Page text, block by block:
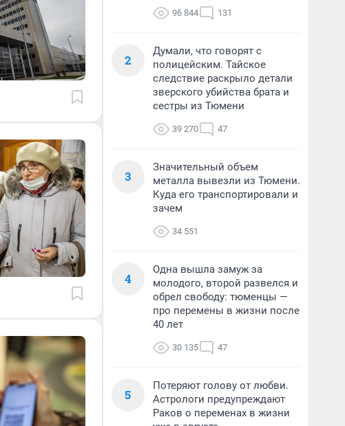
96 844 131
2
Думали, что говорят с
полицейским. Тайское
следствие раскрыло детали
зверского убийства брата и
сестры из Тюмени
39 270 47
3
Значительный объем
металла вывезли из Тюмени.
Куда его транспортировали и
зачем
34 551
4
Одна вышла замуж за
молодого, второй развелся и
обрел свободу: тюменцы —
про перемены в жизни после
40 лет
30 135 47
5
Потеряют голову от любви.
Астрологи предупреждают
Раков о переменах в жизни